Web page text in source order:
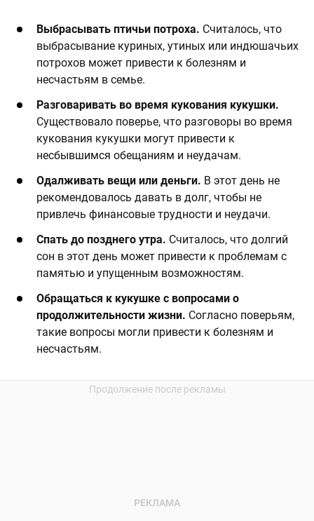
​Выбрасывать птичьи потроха. Считалось, что
выбрасывание куриных, утиных или индюшачьих
потрохов может привести к болезням и
несчастьям в семье. ​
​Разговаривать во время кукования кукушки.
Существовало поверье, что разговоры во время
кукования кукушки могут привести к
несбывшимся обещаниям и неудачам. ​
​Одалживать вещи или деньги. В этот день не
рекомендовалось давать в долг, чтобы не
привлечь финансовые трудности и неудачи.
​Спать до позднего утра. Считалось, что долгий
сон в этот день может привести к проблемам с
памятью и упущенным возможностям. ​
​Обращаться к кукушке с вопросами о
продолжительности жизни. Согласно поверьям,
такие вопросы могли привести к болезням и
несчастьям.